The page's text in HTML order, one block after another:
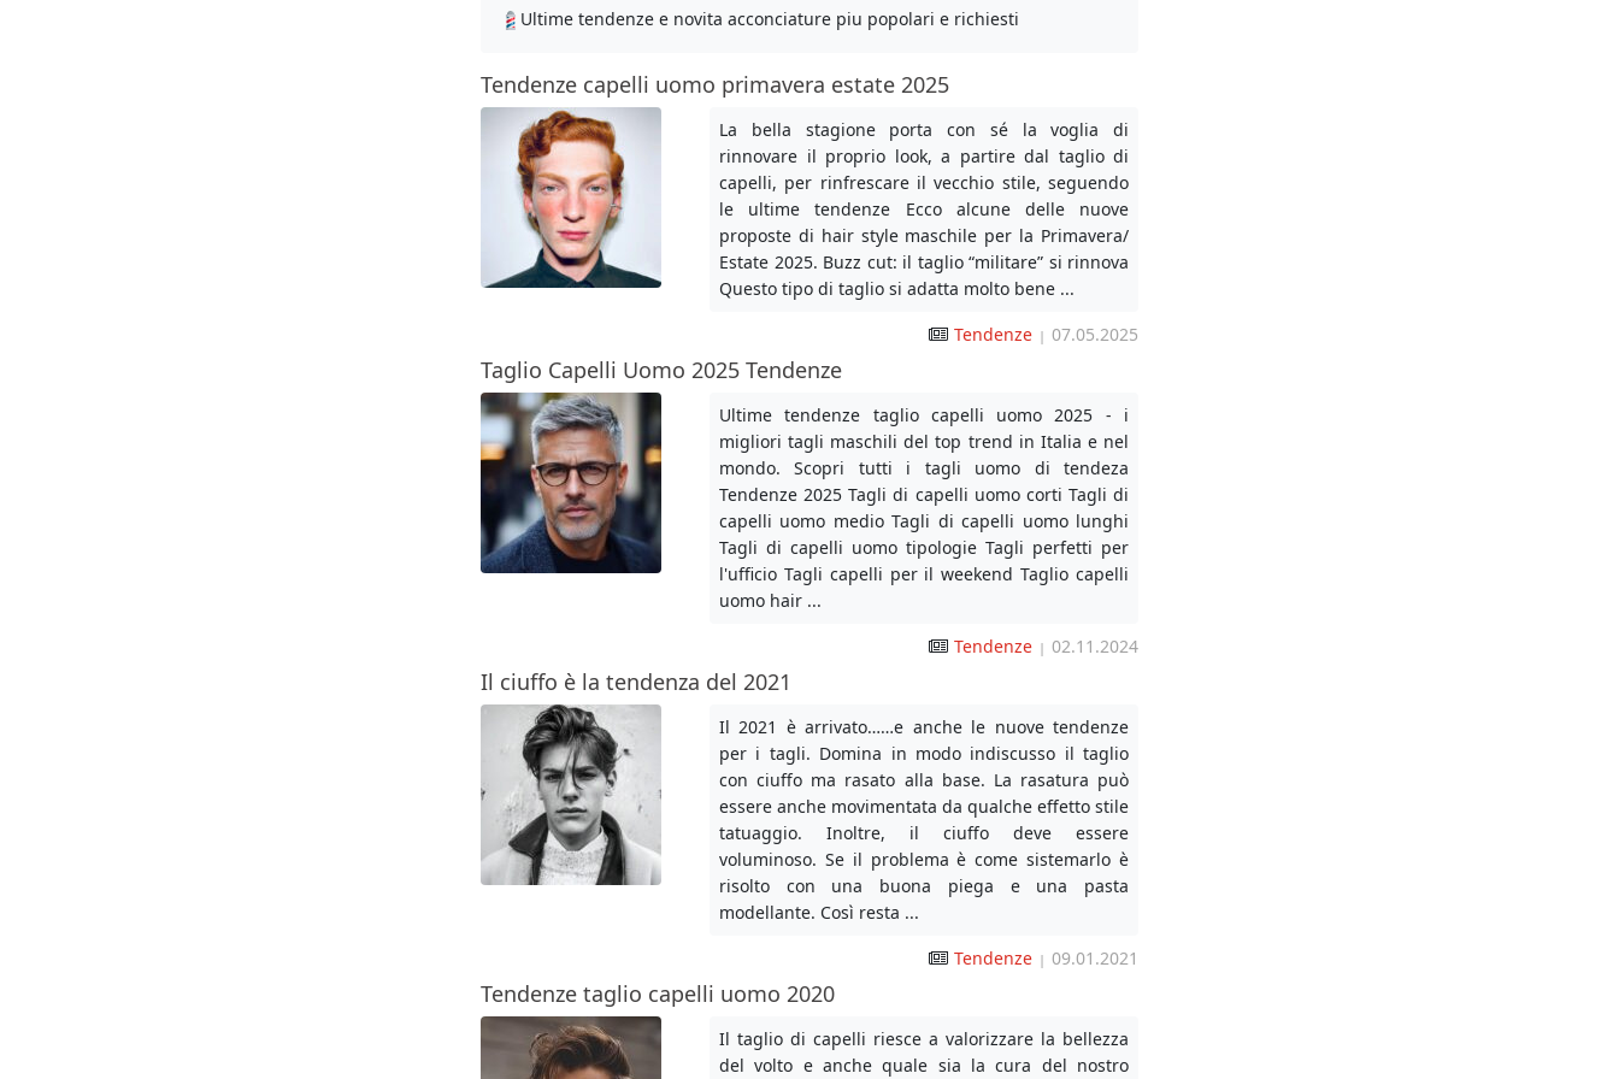
Ultime tendenze e novita acconciature piu popolari e richiesti
Tendenze capelli uomo primavera estate 2025
La bella stagione porta con sé la voglia di
rinnovare il proprio look, a partire dal taglio di
capelli, per rinfrescare il vecchio stile, seguendo
le ultime tendenze Ecco alcune delle nuove
proposte di hair style maschile per la Primavera/
Estate 2025. Buzz cut: il taglio “militare” si rinnova
Questo tipo di taglio si adatta molto bene ...
Tendenze | 07.05.2025
Taglio Capelli Uomo 2025 Tendenze
Ultime tendenze taglio capelli uomo 2025 - i
migliori tagli maschili del top trend in Italia e nel
mondo. Scopri tutti i tagli uomo di tendeza
Tendenze 2025 Tagli di capelli uomo corti Tagli di
capelli uomo medio Tagli di capelli uomo lunghi
Tagli di capelli uomo tipologie Tagli perfetti per
l'ufficio Tagli capelli per il weekend Taglio capelli
uomo hair ...
Tendenze | 02.11.2024
Il ciuffo è la tendenza del 2021
Il 2021 è arrivato……e anche le nuove tendenze
per i tagli. Domina in modo indiscusso il taglio
con ciuffo ma rasato alla base. La rasatura può
essere anche movimentata da qualche effetto stile
tatuaggio. Inoltre, il ciuffo deve essere
voluminoso. Se il problema è come sistemarlo è
risolto con una buona piega e una pasta
modellante. Così resta ...
Tendenze | 09.01.2021
Tendenze taglio capelli uomo 2020
Il taglio di capelli riesce a valorizzare la bellezza
del volto e anche quale sia la cura del nostro